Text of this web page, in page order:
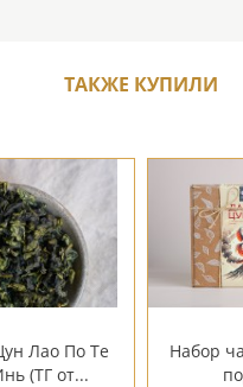
ТАКЖЕ КУПИЛИ
Лао По Те
(ТГ от...
Набор